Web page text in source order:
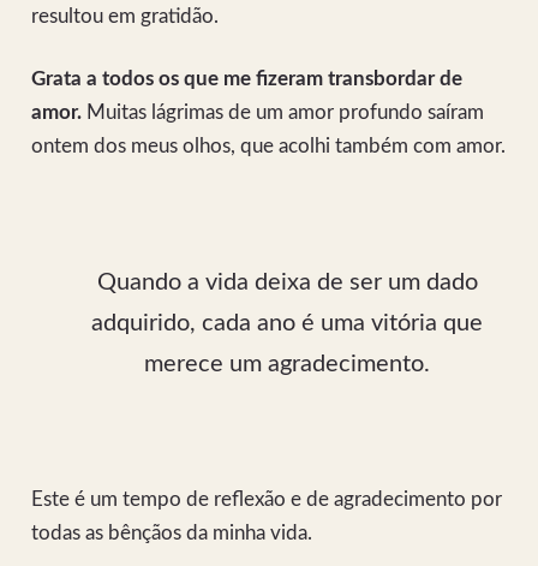
resultou em gratidão.
Grata a todos os que me fizeram transbordar de
amor. Muitas lágrimas de um amor profundo saíram
ontem dos meus olhos, que acolhi também com amor.
Quando a vida deixa de ser um dado
adquirido, cada ano é uma vitória que
merece um agradecimento.
Este é um tempo de reflexão e de agradecimento por
todas as bênçãos da minha vida.